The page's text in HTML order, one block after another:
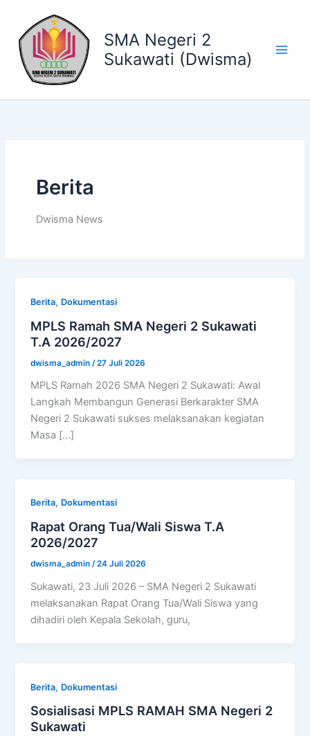
konten
SMA Negeri 2
Sukawati (Dwisma)
Berita
Dwisma News
Berita, Dokumentasi
MPLS Ramah SMA Negeri 2 Sukawati
T.A 2026/2027
dwisma_admin /27 Juli 2026
MPLS Ramah 2026 SMA Negeri 2 Sukawati: Awal
Langkah Membangun Generasi Berkarakter SMA
Negeri 2 Sukawati sukses melaksanakan kegiatan
Masa […]
Berita, Dokumentasi
Rapat Orang Tua/Wali Siswa T.A
2026/2027
dwisma_admin/24 Juli 2026
Sukawati, 23 Juli 2026 – SMA Negeri 2 Sukawati
melaksanakan Rapat Orang Tua/Wali Siswa yang
dihadiri oleh Kepala Sekolah, guru,
Berita, Dokumentasi
Sosialisasi MPLS RAMAH SMA Negeri 2
Sukawati